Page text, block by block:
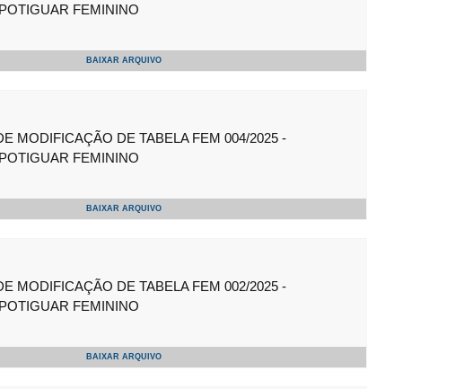
FEMININO
BAIXAR ARQUIVO
MODIFICAÇÃO DE TABELA FEM 004/2025 -
FEMININO
BAIXAR ARQUIVO
MODIFICAÇÃO DE TABELA FEM 002/2025 -
FEMININO
BAIXAR ARQUIVO